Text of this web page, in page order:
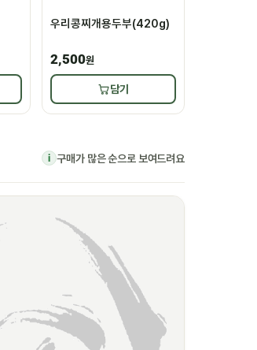
우리콩찌개용두부(420g)
2,500원
담기
i 구매가 많은 순으로 보여드려요